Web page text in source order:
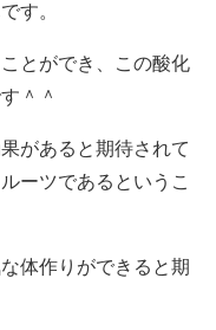
す。
とができ、この酸化
＾＾
があると期待されて
ーツであるというこ
体作りができると期